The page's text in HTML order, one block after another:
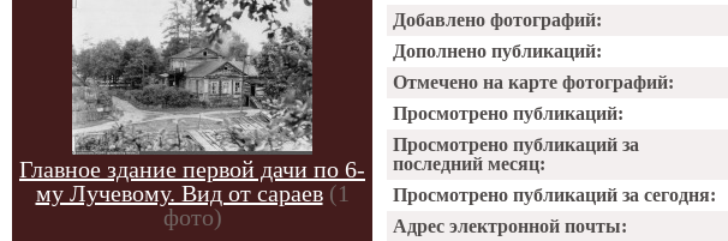
Главное здание первой дачи по 6-
му Лучевому. Вид от сараев (1
фото)
Добавлено фотографий:
Дополнено публикаций:
Отмечено на карте фотографий:
Просмотрено публикаций:
Просмотрено публикаций за
последний месяц:
Просмотрено публикаций за сегодня:
Адрес электронной почты: